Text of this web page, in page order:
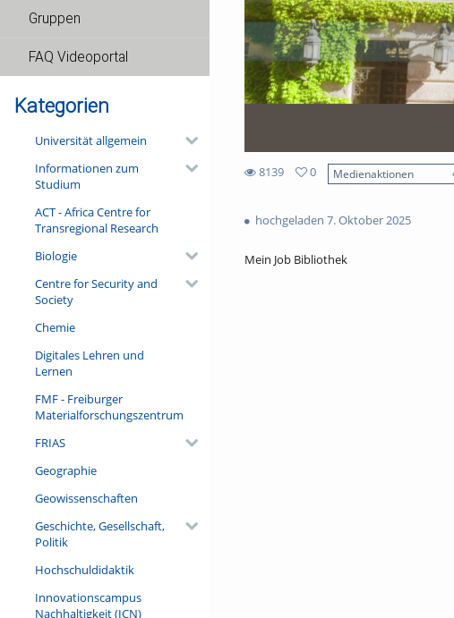
Gruppen
FAQ Videoportal
Kategorien
Universität allgemein
Informationen zum
Studium
ACT - Africa Centre for
Transregional Research
Biologie
Centre for Security and
Society
Chemie
Digitales Lehren und
Lernen
FMF - Freiburger
Materialforschungszentrum
FRIAS
Geographie
Geowissenschaften
Geschichte, Gesellschaft,
Politik
Hochschuldidaktik
Innovationscampus
Nachhaltigkeit (ICN)
8139
views
0
Medienaktionen
hochgeladen 7. Oktober 2025
Mein Job Bibliothek